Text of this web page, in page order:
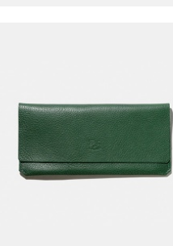
Il Bisonte Thin Long Clip